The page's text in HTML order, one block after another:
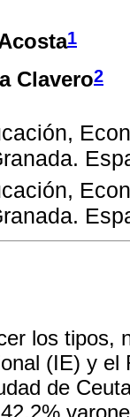
1
Clavero2
los tipos,
(IE) y
de